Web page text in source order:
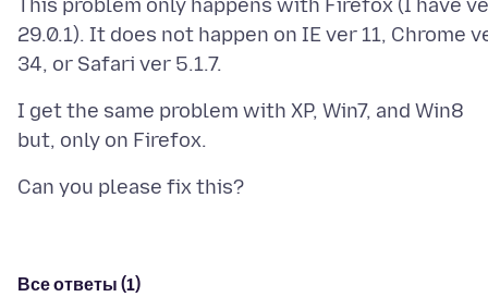
This problem only happens with Firefox (I have
29.0.1). It does not happen on IE ver 11, Chrome
I get the same problem with XP, Win7, and Win8
Все ответы (1)